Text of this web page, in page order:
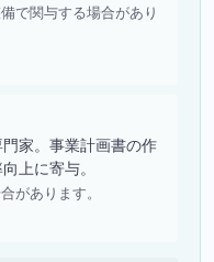
で関与する場合があり
家。事業計画書の作
上に寄与。
があります。